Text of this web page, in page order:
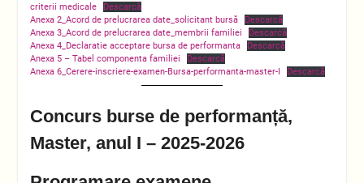
criterii medicale
Descarcă
Anexa 2_Acord de prelucrarea date_solicitant bursă
Descarcă
Anexa 3_Acord de prelucrarea date_membrii familiei
Descarcă
Anexa 4_Declaratie acceptare bursa de performanta
Descarcă
Anexa 5 – Tabel componenta familiei
Descarcă
Anexa 6_Cerere-inscriere-examen-Bursa-performanta-master-I
Descarcă
Concurs burse de performanță,
Master, anul I – 2025-2026